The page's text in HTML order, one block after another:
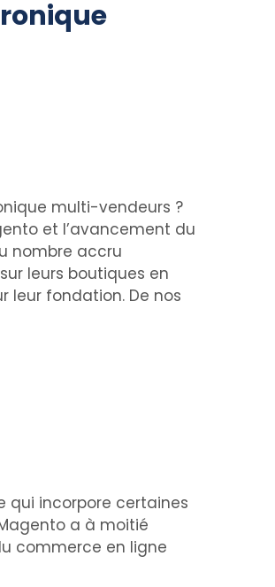
multi-vendeurs ?
et l’avancement du
nombre accru
leurs boutiques en
leur fondation. De nos
qui incorpore certaines
a à moitié
commerce en ligne